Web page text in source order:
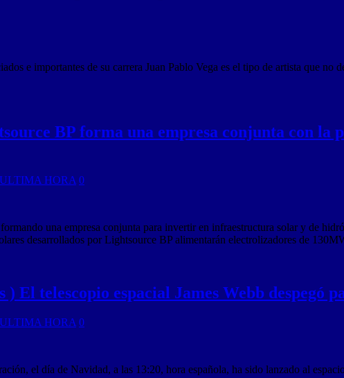
e importantes de su carrera Juan Pablo Vega es el tipo de artista que no
BP forma una empresa conjunta con la
ULTIMA HORA 0
una empresa conjunta para invertir en infraestructura solar y de
desarrollados por Lightsource BP alimentarán electrolizadores de
El telescopio espacial James Webb despegó
ULTIMA HORA 0
el día de Navidad, a las 13:20, hora española, ha sido lanzado al